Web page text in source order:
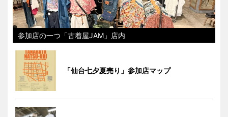
参加店の一つ「古着屋JAM」店内
「仙台七夕夏売り」参加店マップ